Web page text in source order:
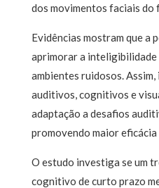
dos movimentos faciais do
Evidências mostram que a
aprimorar a inteligibilidade
ambientes ruidosos.
auditivos, cognitivos e
adaptação a desafios
promovendo maior eficácia
O estudo investiga se um
cognitivo de curto prazo